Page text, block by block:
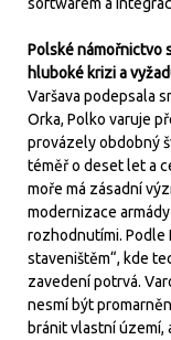
Polské námořnictvo
hluboké krizi a
Varšava podepsala
Orka, Polko varuje
provázely obdobný
téměř o deset let a
moře má zásadní
modernizace
rozhodnutími. Podle
staveništěm“, kde
zavedení potrvá.
nesmí být
bránit vlastní území,